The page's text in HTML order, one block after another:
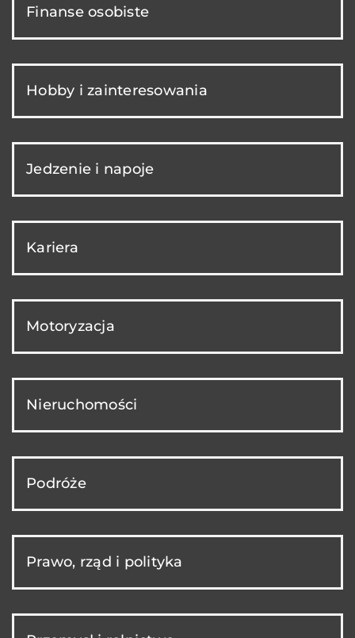
Finanse osobiste
Hobby i zainteresowania
Jedzenie i napoje
Kariera
Motoryzacja
Nieruchomości
Podróże
Prawo, rząd i polityka